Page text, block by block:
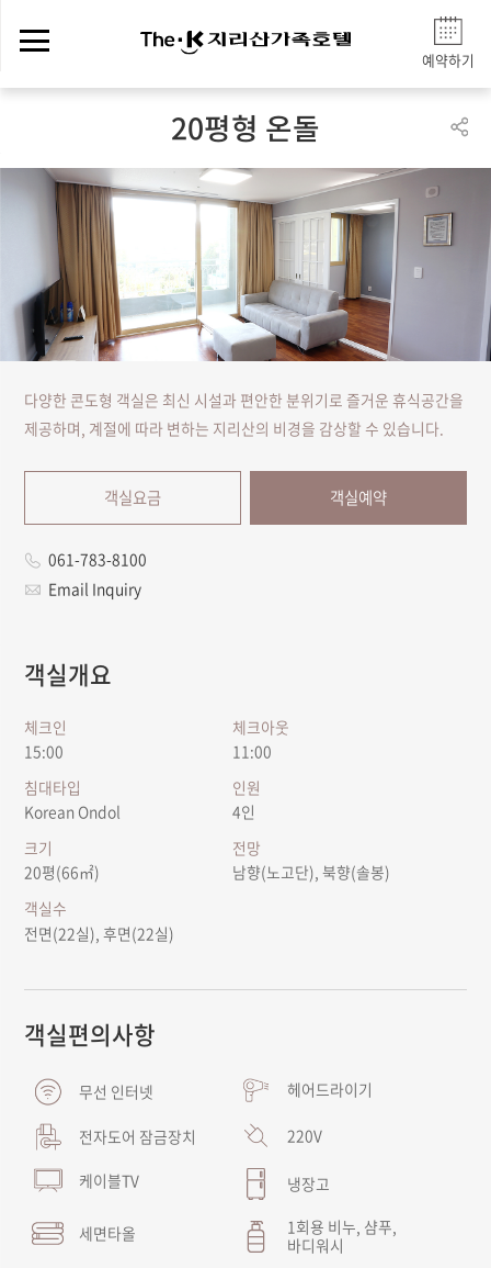
예약하기
20평형 온돌
다양한 콘도형 객실은 최신 시설과 편안한 분위기로 즐거운 휴식공간을
제공하며, 계절에 따라 변하는 지리산의 비경을 감상할 수 있습니다.
객실요금 객실예약
061-783-8100
Email Inquiry
객실개요
체크인
15:00
체크아웃
11:00
침대타입
Korean Ondol
인원
4인
크기
20평(66㎡)
전망
남향(노고단), 북향(솔봉)
객실수
전면(22실), 후면(22실)
객실편의사항
무선 인터넷 헤어드라이기
전자도어 잠금장치 220V
케이블TV 냉장고
세면타올
1회용 비누, 샴푸,
바디워시